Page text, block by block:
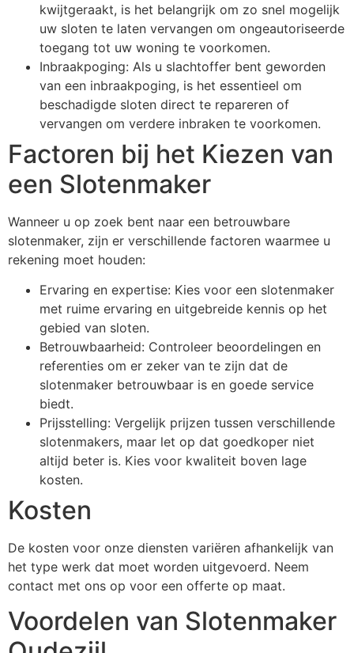
kwijtgeraakt, is het belangrijk om zo snel mogelijk
uw sloten te laten vervangen om ongeautoriseerde
toegang tot uw woning te voorkomen.
Inbraakpoging: Als u slachtoffer bent geworden
van een inbraakpoging, is het essentieel om
beschadigde sloten direct te repareren of
vervangen om verdere inbraken te voorkomen.
Factoren bij het Kiezen van
een Slotenmaker
Wanneer u op zoek bent naar een betrouwbare
slotenmaker, zijn er verschillende factoren waarmee u
rekening moet houden:
Ervaring en expertise: Kies voor een slotenmaker
met ruime ervaring en uitgebreide kennis op het
gebied van sloten.
Betrouwbaarheid: Controleer beoordelingen en
referenties om er zeker van te zijn dat de
slotenmaker betrouwbaar is en goede service
biedt.
Prijsstelling: Vergelijk prijzen tussen verschillende
slotenmakers, maar let op dat goedkoper niet
altijd beter is. Kies voor kwaliteit boven lage
kosten.
Kosten
De kosten voor onze diensten variëren afhankelijk van
het type werk dat moet worden uitgevoerd. Neem
contact met ons op voor een offerte op maat.
Voordelen van Slotenmaker